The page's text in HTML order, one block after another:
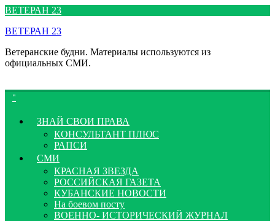
Перейти
содержимому
ВЕТЕРАН 23
ВЕТЕРАН 23
Ветеранские будни. Материалы используются из
официальных СМИ.
ЗНАЙ СВОИ ПРАВА
КОНСУЛЬТАНТ ПЛЮС
РАПСИ
СМИ
КРАСНАЯ ЗВЕЗДА
РОССИЙСКАЯ ГАЗЕТА
КУБАНСКИЕ НОВОСТИ
На боевом посту
ВОЕННО- ИСТОРИЧЕСКИЙ ЖУРНАЛ